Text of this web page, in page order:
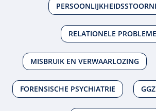
RELATIONELE
MISBRUIK EN VERWAARLOZING
FORENSISCHE PSYCHIATRIE